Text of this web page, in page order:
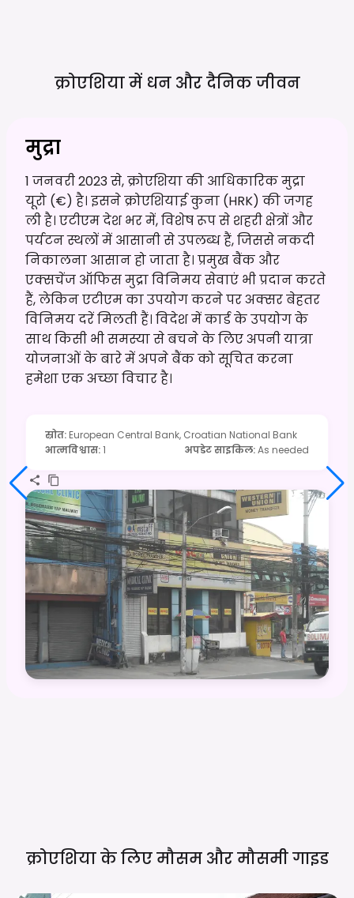
क्रोएशिया में धन और दैनिकजीवन
मुद्रा
1 जनवरी 2023 से, क्रोएशिया की आधिकारिक मुद्रा
यूरो (€) है। इसने क्रोएशियाई कुना (HRK) की जगह
ली है। एटीएम देश भर में, विशेष रूप से शहरी क्षेत्रों और
पर्यटन स्थलों में आसानी से उपलब्ध हैं, जिससे नकदी
निकालना आसान हो जाता है। प्रमुख बैंक और
एक्सचेंज ऑफिस मुद्रा विनिमय सेवाएं भी प्रदान करते
हैं, लेकिन एटीएम का उपयोग करने पर अक्सर बेहतर
विनिमय दरें मिलती हैं। विदेश में कार्ड के उपयोग के
साथ किसी भी समस्या से बचने के लिए अपनी यात्रा
योजनाओं के बारे में अपने बैंक को सूचित करना
हमेशा एक अच्छा विचार है।
स्रोत: European Central Bank, Croatian National Bank
आत्मविश्वास:1 अपडेट साइकिल:As needed
क्रोएशिया के लिए मौसम और मौसमीगाइड